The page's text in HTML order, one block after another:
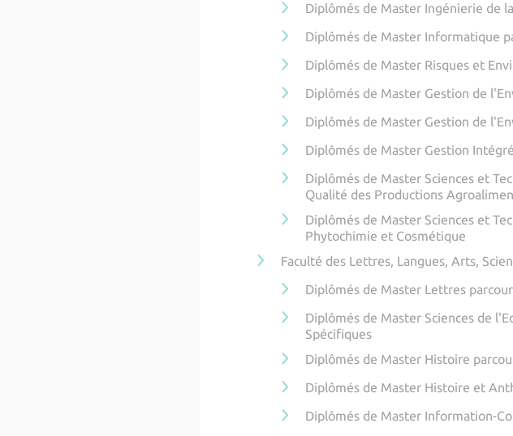
Diplômés de Master Ingénierie de
Diplômés de Master Informatique
Diplômés de Master Risques et
Diplômés de Master Gestion de
Diplômés de Master Gestion de
Diplômés de Master Gestion
Diplômés de Master Sciences et
Qualité des Productions
Diplômés de Master Sciences et
Phytochimie et Cosmétique
Faculté des Lettres, Langues, Arts,
Diplômés de Master Lettres
Diplômés de Master Sciences de
Spécifiques
Diplômés de Master Histoire
Diplômés de Master Histoire et
Diplômés de Master Information-